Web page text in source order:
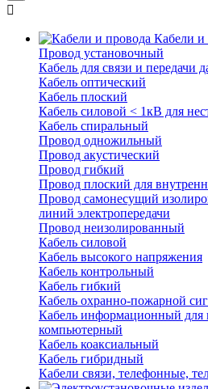
Кабели и
Провод установочный
Кабель для связи и передачи
Кабель оптический
Кабель плоский
Кабель силовой < 1кВ для
Кабель спиральный
Провод одножильный
Провод акустический
Провод гибкий
Провод плоский для
Провод самонесущий
линий электропередачи
Провод неизолированный
Кабель силовой
Кабель высокого напряжения
Кабель контрольный
Кабель гибкий
Кабель охранно-пожарной
Кабель информационный для
компьютерный
Кабель коаксиальный
Кабель гибридный
Кабели связи, телефонные,